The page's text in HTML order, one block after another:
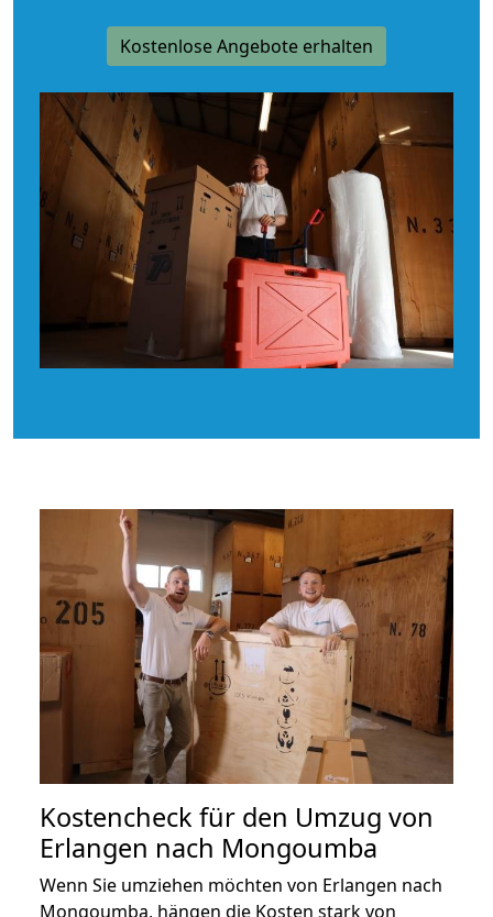
Kostenlose Angebote erhalten
Kostencheck für den Umzug von
Erlangen nach Mongoumba
Wenn Sie umziehen möchten von Erlangen nach
Mongoumba, hängen die Kosten stark von